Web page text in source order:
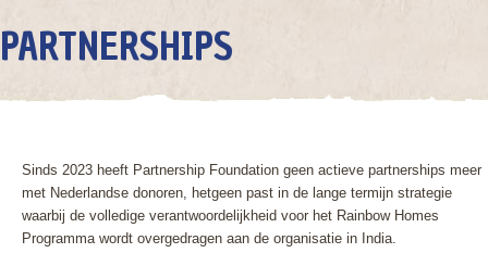
PARTNERSHIPS
Sinds 2023 heeft Partnership Foundation geen actieve partnerships meer
met Nederlandse donoren, hetgeen past in de lange termijn strategie
waarbij de volledige verantwoordelijkheid voor het Rainbow Homes
Programma wordt overgedragen aan de organisatie in India.